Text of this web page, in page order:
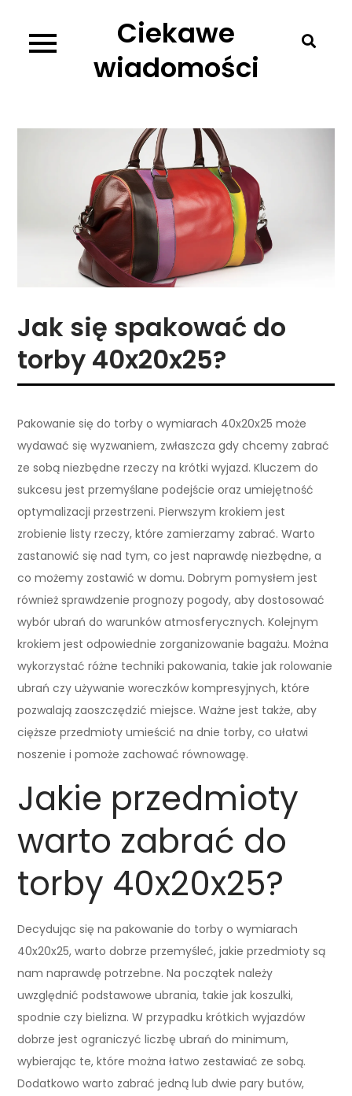
content
Ciekawe
wiadomości
Jak się spakować do
torby 40x20x25?
Pakowanie się do torby o wymiarach 40x20x25 może
wydawać się wyzwaniem, zwłaszcza gdy chcemy zabrać
ze sobą niezbędne rzeczy na krótki wyjazd. Kluczem do
sukcesu jest przemyślane podejście oraz umiejętność
optymalizacji przestrzeni. Pierwszym krokiem jest
zrobienie listy rzeczy, które zamierzamy zabrać. Warto
zastanowić się nad tym, co jest naprawdę niezbędne, a
co możemy zostawić w domu. Dobrym pomysłem jest
również sprawdzenie prognozy pogody, aby dostosować
wybór ubrań do warunków atmosferycznych. Kolejnym
krokiem jest odpowiednie zorganizowanie bagażu. Można
wykorzystać różne techniki pakowania, takie jak rolowanie
ubrań czy używanie woreczków kompresyjnych, które
pozwalają zaoszczędzić miejsce. Ważne jest także, aby
cięższe przedmioty umieścić na dnie torby, co ułatwi
noszenie i pomoże zachować równowagę.
Jakie przedmioty
warto zabrać do
torby 40x20x25?
Decydując się na pakowanie do torby o wymiarach
40x20x25, warto dobrze przemyśleć, jakie przedmioty są
nam naprawdę potrzebne. Na początek należy
uwzględnić podstawowe ubrania, takie jak koszulki,
spodnie czy bielizna. W przypadku krótkich wyjazdów
dobrze jest ograniczyć liczbę ubrań do minimum,
wybierając te, które można łatwo zestawiać ze sobą.
Dodatkowo warto zabrać jedną lub dwie pary butów,